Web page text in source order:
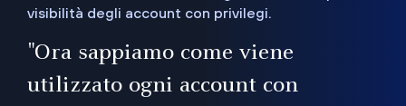
visibilità degli account con privilegi.
"Ora sappiamo come viene
utilizzato ogni account con